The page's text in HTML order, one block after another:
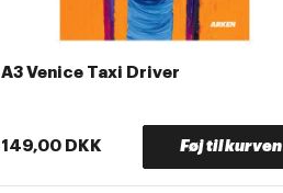
A3 Venice Taxi Driver
149,00 DKK Føj til kurven